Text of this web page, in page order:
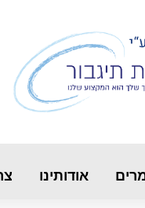
אודותינו